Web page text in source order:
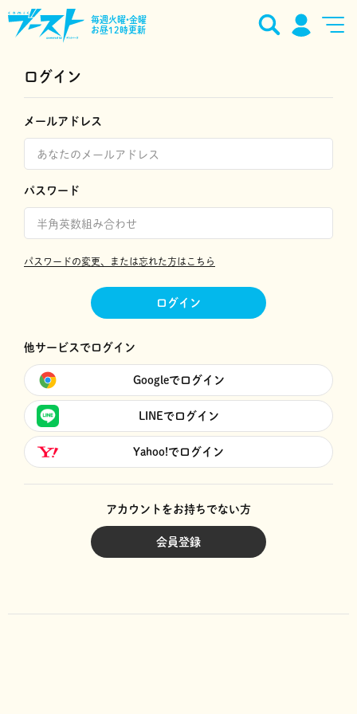
毎週火曜•金曜
お昼12時更新
ログイン
メールアドレス
パスワード
パスワードの変更、または忘れた方はこちら
ログイン
他サービスでログイン
Googleでログイン
LINEでログイン
Yahoo!でログイン
アカウントをお持ちでない方
会員登録